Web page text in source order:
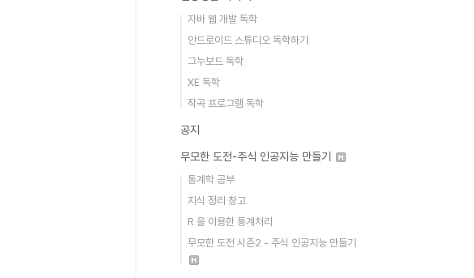
자바 웹 개발 독학
안드로이드 스튜디오 독학하기
그누보드 독학
XE 독학
작곡 프로그램 독학
공지
무모한 도전-주식 인공지능 만들기
통계학 공부
지식 정리 창고
R 을 이용한 통계처리
무모한 도전 시즌2 - 주식 인공지능 만들기